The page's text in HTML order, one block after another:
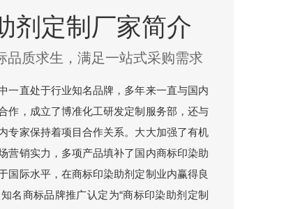
剂定制厂家简介
品质求生，满足一站式采购需求
一直处于行业知名品牌，多年来一直与国内
作，成立了博准化工研发定制服务部，还与
专家保持着项目合作关系。大大加强了有机
营销实力，多项产品填补了国内商标印染助
国际水平，在商标印染助剂定制业内赢得良
名商标品牌推广认定为“商标印染助剂定制